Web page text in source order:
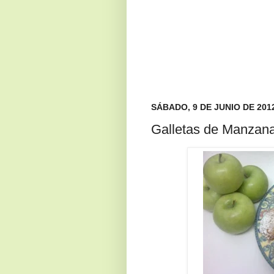
SÁBADO, 9 DE JUNIO DE
Galletas de